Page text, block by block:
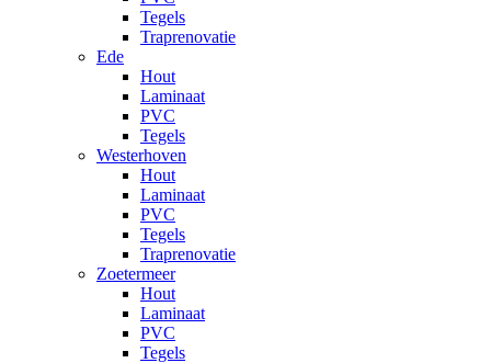
Tegels
Traprenovatie
Ede
Hout
Laminaat
PVC
Tegels
Westerhoven
Hout
Laminaat
PVC
Tegels
Traprenovatie
Zoetermeer
Hout
Laminaat
PVC
Tegels